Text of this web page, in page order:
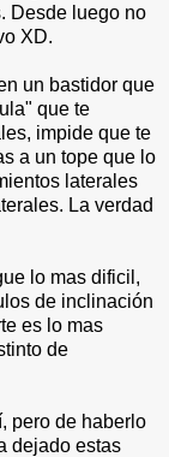
Desde luego no
XD.
un bastidor que
que te
impide que te
a un tope que lo
laterales
La verdad
lo mas dificil,
de inclinación
es lo mas
de
pero de haberlo
dejado estas